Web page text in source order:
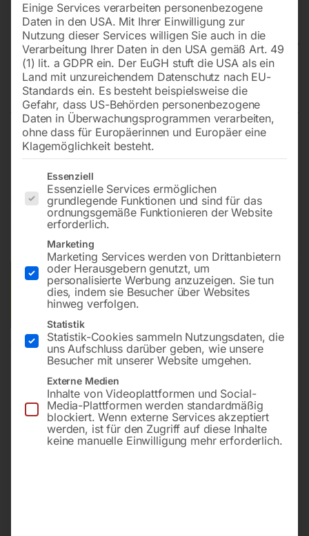
Hebelklemme HKS 2
Mit Schwenköse zum Heben von Lasten bis zu 2 t
108,00
inkl. MwSt. zzgl.Versandkosten
Lieferzeit:ca. 5 - 10 Werktage
Versandkosten Standard (Österreich):€20,00
Bitte beachten Sie: Die Versandkosten gelten für Österreich.
Andere Länder können abweichen.
In den Warenkorb
Sie haben Fragen zu diesem
Artikel?
Gerne helfen wir Ihnen weiter.
Einige Services verarbeiten personenbezogene
Daten in den USA. Mit Ihrer Einwilligung zur
Nutzung dieser Services willigen Sie auch in die
Verarbeitung Ihrer Daten in den USA gemäß Art. 49
(1) lit. a GDPR ein. Der EuGH stuft die USA als ein
Land mit unzureichendem Datenschutz nach EU-
Standards ein. Es besteht beispielsweise die
Gefahr, dass US-Behörden personenbezogene
Daten in Überwachungsprogrammen verarbeiten,
ohne dass für Europäerinnen und Europäer eine
Klagemöglichkeit besteht.
Es folgt eine Liste der Service-Gruppen, für die eine
Essenziell
Essenzielle Services ermöglichen
grundlegende Funktionen und sind für das
ordnungsgemäße Funktionieren der Website
erforderlich.
Marketing
Marketing Services werden von Drittanbietern
oder Herausgebern genutzt, um
personalisierte Werbung anzuzeigen. Sie tun
dies, indem sie Besucher über Websites
hinweg verfolgen.
Statistik
Statistik-Cookies sammeln Nutzungsdaten, die
uns Aufschluss darüber geben, wie unsere
Besucher mit unserer Website umgehen.
Externe Medien
Inhalte von Videoplattformen und Social-
Media-Plattformen werden standardmäßig
blockiert. Wenn externe Services akzeptiert
werden, ist für den Zugriff auf diese Inhalte
keine manuelle Einwilligung mehr erforderlich.